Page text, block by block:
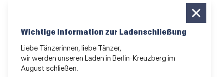
AGB•Impressum•Datenschutz
Wichtige Information zur Ladenschließung
Liebe Tänzerinnen, liebe Tänzer,
wir werden unseren Laden in Berlin-Kreuzberg im
August schließen.